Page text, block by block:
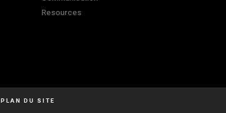
Resources
PLAN DU SITE